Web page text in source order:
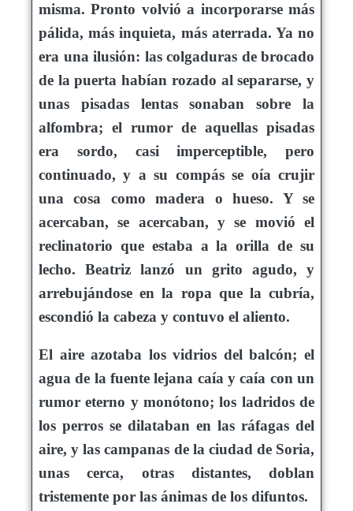
misma. Pronto volvió a incorporarse más
pálida, más inquieta, más aterrada. Ya no
era una ilusión: las colgaduras de brocado
de la puerta habían rozado al separarse, y
unas pisadas lentas sonaban sobre la
alfombra; el rumor de aquellas pisadas
era sordo, casi imperceptible, pero
continuado, y a su compás se oía crujir
una cosa como madera o hueso. Y se
acercaban, se acercaban, y se movió el
reclinatorio que estaba a la orilla de su
lecho. Beatriz lanzó un grito agudo, y
arrebujándose en la ropa que la cubría,
escondió la cabeza y contuvo el aliento.
El aire azotaba los vidrios del balcón; el
agua de la fuente lejana caía y caía con un
rumor eterno y monótono; los ladridos de
los perros se dilataban en las ráfagas del
aire, y las campanas de la ciudad de Soria,
unas cerca, otras distantes, doblan
tristemente por las ánimas de los difuntos.